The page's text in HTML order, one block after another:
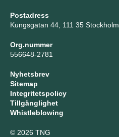
Postadress
Kungsgatan 44, 111 35 Stockholm
Org.nummer
556648-2781
Nyhetsbrev
Sitemap
Integritetspolicy
Tillgänglighet
Whistleblowing
© 2026 TNG